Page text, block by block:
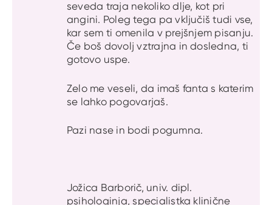
seveda traja nekoliko dlje, kot pri
angini. Poleg tega pa vključiš tudi vse,
kar sem ti omenila v prejšnjem pisanju.
Če boš dovolj vztrajna in dosledna, ti
gotovo uspe.
Zelo me veseli, da imaš fanta s katerim
se lahko pogovarjaš.
Pazi nase in bodi pogumna.
Jožica Barborič, univ. dipl.
psihologinja, specialistka klinične